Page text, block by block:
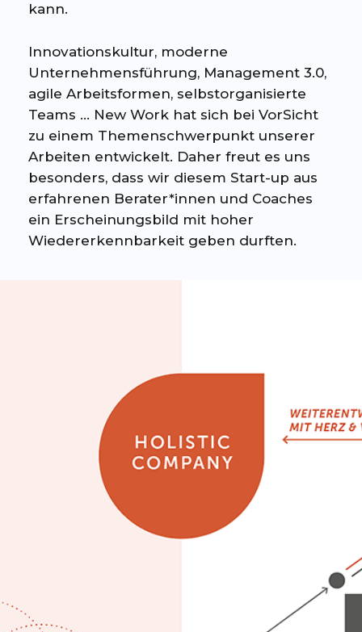
kann.
Innovationskultur, moderne
Unternehmensführung, Management 3.0,
agile Arbeitsformen, selbstorganisierte
Teams … New Work hat sich bei VorSicht
zu einem Themenschwerpunkt unserer
Arbeiten entwickelt. Daher freut es uns
besonders, dass wir diesem Start-up aus
erfahrenen Berater*innen und Coaches
ein Erscheinungsbild mit hoher
Wiedererkennbarkeit geben durften.